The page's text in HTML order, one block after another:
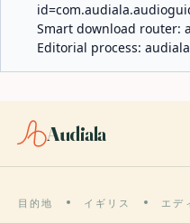
Smart download router:
Editorial process:
Audiala
目的地 イギリス エデ